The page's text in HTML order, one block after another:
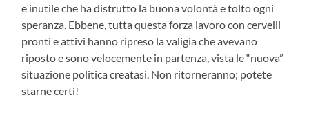
e inutile che ha distrutto la buona volontà e tolto ogni
speranza. Ebbene, tutta questa forza lavoro con cervelli
pronti e attivi hanno ripreso la valigia che avevano
riposto e sono velocemente in partenza, vista le “nuova”
situazione politica creatasi. Non ritorneranno; potete
starne certi!